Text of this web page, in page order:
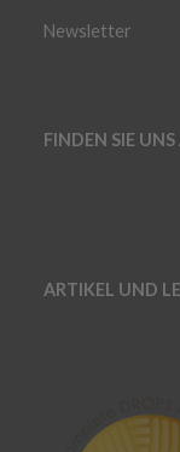
Newsletter
FINDEN SIE
ARTIKEL UND